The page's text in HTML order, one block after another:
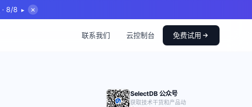
· 8/8 ▸ ✕
联系我们 云控制台 免费试用
SelectDB 公众号
获取技术干货和产品动